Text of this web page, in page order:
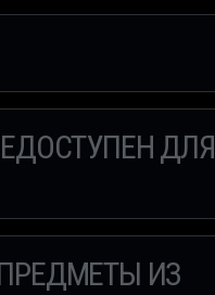
ДЛЯ
ИЗ